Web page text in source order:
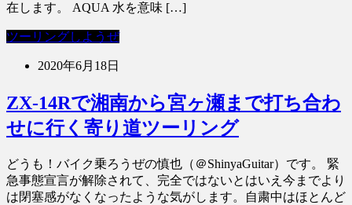
在します。 AQUA 水を意味 […]
ツーリングしようぜ
2020年6月18日
ZX-14Rで湘南から宮ヶ瀬まで打ち合わ
せに行く寄り道ツーリング
どうも！バイク乗ろうぜの慎也（＠ShinyaGuitar）です。 緊
急事態宣言が解除されて、完全ではないとはいえ今までより
は閉塞感がなくなったような気がします。自粛中はほとんど